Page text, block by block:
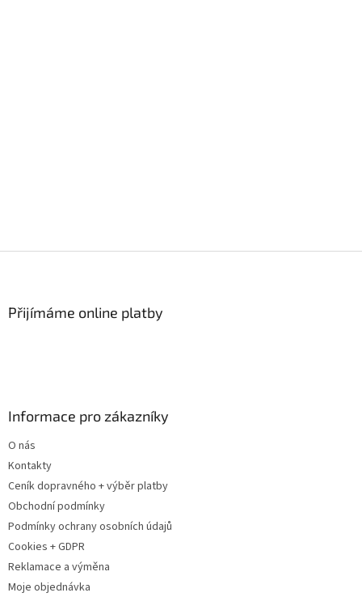
Přijímáme online platby
Informace pro zákazníky
O nás
Kontakty
Ceník dopravného + výběr platby
Obchodní podmínky
Podmínky ochrany osobních údajů
Cookies + GDPR
Reklamace a výměna
Moje objednávka